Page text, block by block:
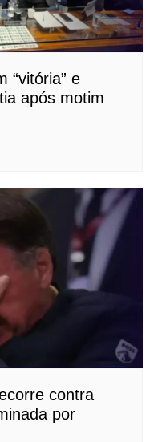
“vitória” e
após motim
contra
por